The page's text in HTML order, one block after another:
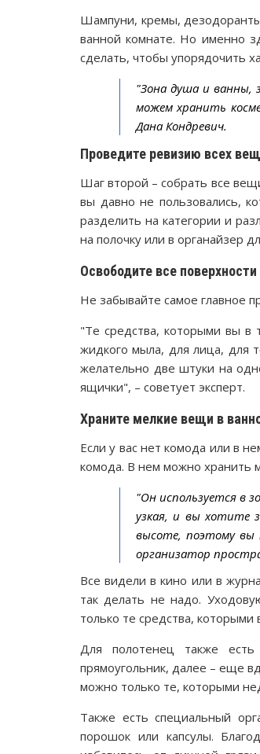
Шампуни, кремы,
ванной комнате. Но именно
сделать, чтобы упорядочить
"Зона душа и ванны,
можем хранить
Дана Кондревич.
Проведите ревизию всех
Шаг второй – собрать все
вы давно не пользовались,
разделить на категории и
на полочку или в органайзер
Освободите все поверхности
Не забывайте самое главное
"Те средства, которыми вы в
жидкого мыла, для лица, для
желательно две штуки на
ящички", – советует эксперт.
Храните мелкие вещи в
Если у вас нет комода или в
комода. В нем можно хранить
"Он используется в
узкая, и вы хотите
высоте, поэтому вы
организатор
Все видели в кино или в
так делать не надо.
только те средства, которыми
Для полотенец также
прямоугольник, далее – еще
можно только те, которыми
Также есть специальный
порошок или капсулы.